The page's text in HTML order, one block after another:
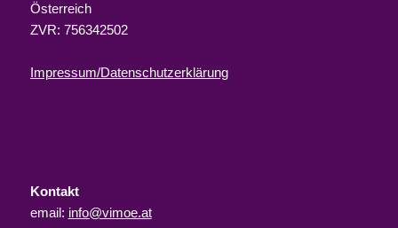
Österreich
ZVR: 756342502
Impressum/Datenschutzerklärung
Kontakt
email: info@vimoe.at